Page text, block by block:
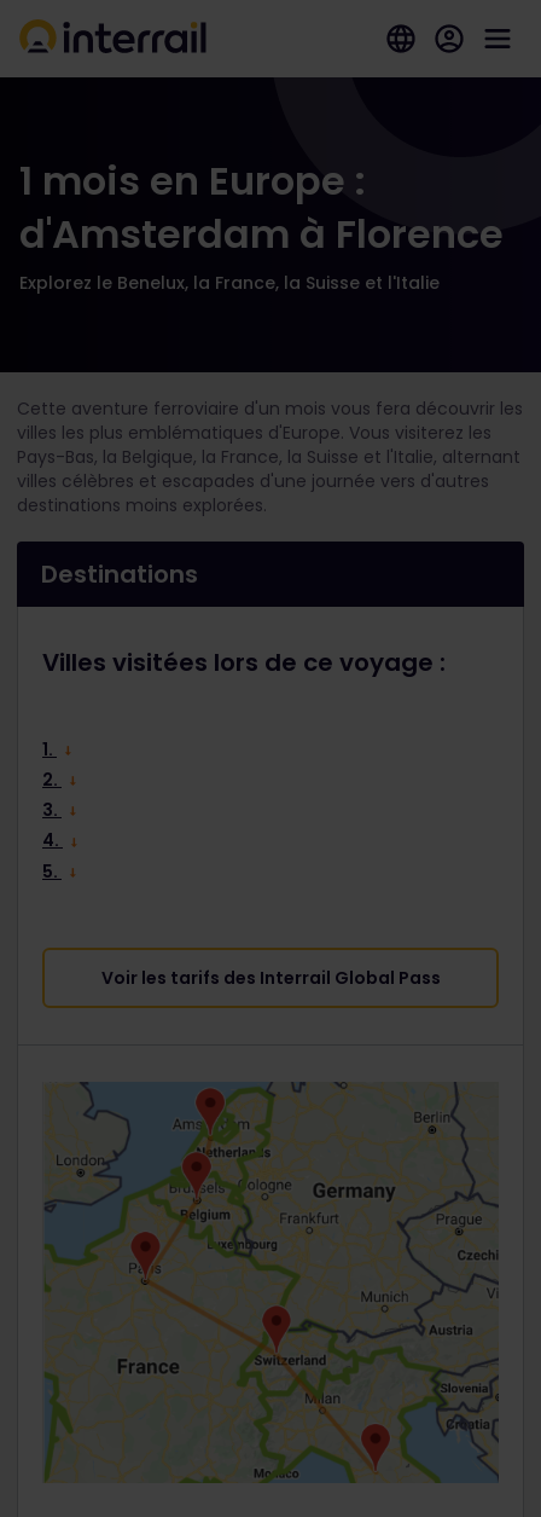
1 mois en Europe :
d'Amsterdam à Florence
Explorez le Benelux, la France, la Suisse et l'Italie
Cette aventure ferroviaire d'un mois vous fera découvrir les
villes les plus emblématiques d'Europe. Vous visiterez les
Pays-Bas, la Belgique, la France, la Suisse et l'Italie, alternant
villes célèbres et escapades d'une journée vers d'autres
destinations moins explorées.
Destinations
Villes visitées lors de ce voyage :
1.
2.
3.
4.
5.
Voir les tarifs des Interrail Global Pass